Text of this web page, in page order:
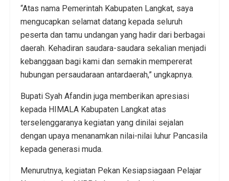
“Atas nama Pemerintah Kabupaten Langkat, saya
mengucapkan selamat datang kepada seluruh
peserta dan tamu undangan yang hadir dari berbagai
daerah. Kehadiran saudara-saudara sekalian menjadi
kebanggaan bagi kami dan semakin mempererat
hubungan persaudaraan antardaerah,” ungkapnya.
Bupati Syah Afandin juga memberikan apresiasi
kepada HIMALA Kabupaten Langkat atas
terselenggaranya kegiatan yang dinilai sejalan
dengan upaya menanamkan nilai-nilai luhur Pancasila
kepada generasi muda.
Menurutnya, kegiatan Pekan Kesiapsiagaan Pelajar